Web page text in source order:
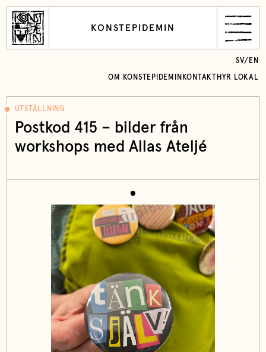
KONSTEPIDEMIN
OM KONSTEPIDEMIN KONTAKT HYR LOKAL
SV/ EN
UTSTÄLLNING
Postkod 415 – bilder från
workshops med Allas Ateljé